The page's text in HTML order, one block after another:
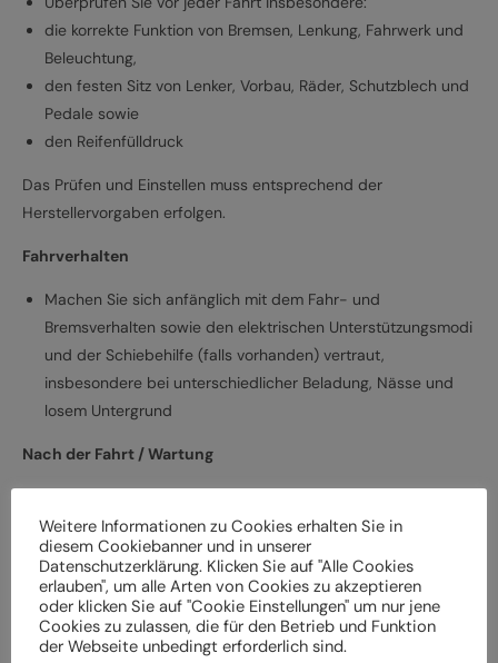
die korrekte Funktion von Bremsen, Lenkung, Fahrwerk und
Beleuchtung,
den festen Sitz von Lenker, Vorbau, Räder, Schutzblech und
Pedale sowie
den Reifenfülldruck
Das Prüfen und Einstellen muss entsprechend der
Herstellervorgaben erfolgen.
Fahrverhalten
Machen Sie sich anfänglich mit dem Fahr- und
Bremsverhalten sowie den elektrischen Unterstützungsmodi
und der Schiebehilfe (falls vorhanden) vertraut,
insbesondere bei unterschiedlicher Beladung, Nässe und
losem Untergrund
Nach der Fahrt / Wartung
Elektrofahrrad vor der weiteren Verwendung durch einen
Fachbetrieb überprüft werden
Lassen Sie das Elektrofahrrad entsprechend den
Herstellervorgaben regelmäßig von einem Fachbetrieb
überprüfen und warten, um Gefährdungen, z. B.
Weitere Informationen zu Cookies erhalten Sie in
diesem Cookiebanner und in unserer
Datenschutzerklärung. Klicken Sie auf "Alle Cookies
erlauben", um alle Arten von Cookies zu akzeptieren
oder klicken Sie auf "Cookie Einstellungen" um nur jene
Cookies zu zulassen, die für den Betrieb und Funktion
der Webseite unbedingt erforderlich sind.